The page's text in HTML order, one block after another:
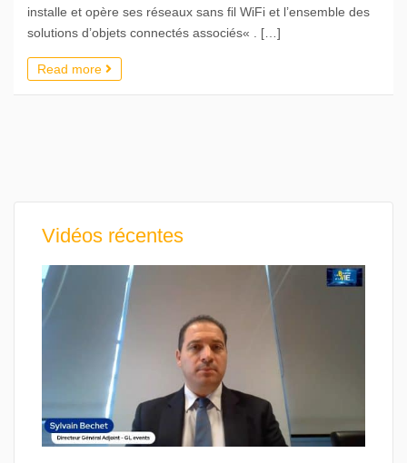
installe et opère ses réseaux sans fil WiFi et l’ensemble des
solutions d’objets connectés associés« . […]
Read more
Vidéos récentes